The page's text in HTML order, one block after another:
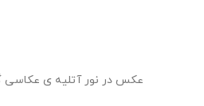
عکس در نور آتلیه ی